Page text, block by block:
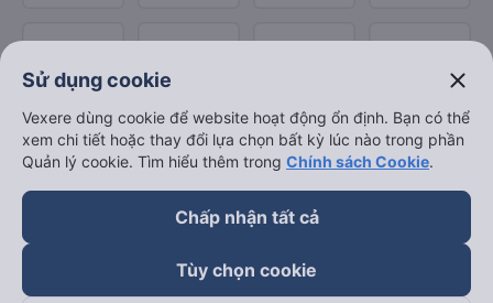
Sử dụng cookie close
Vexere dùng cookie để website hoạt động ổn định. Bạn có thể
xem chi tiết hoặc thay đổi lựa chọn bất kỳ lúc nào trong phần
Quản lý cookie. Tìm hiểu thêm trong Chính sách Cookie.
Chấp nhận tất cả
Tùy chọn cookie